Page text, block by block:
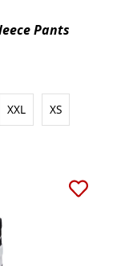
Pants
XXL XS